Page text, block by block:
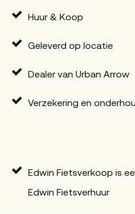
Huur & Koop
Geleverd op locatie
Dealer van Urban Arrow
Verzekering en
Edwin Fietsverkoop is
Edwin Fietsverhuur